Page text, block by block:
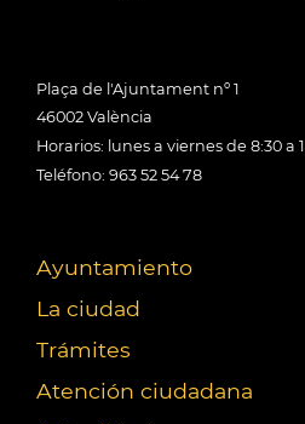
Plaça de l'Ajuntament nº 1
46002 València
Horarios: lunes a viernes de 8:30 a
Teléfono: 963 52 54 78
Ayuntamiento
La ciudad
Trámites
Atención ciudadana